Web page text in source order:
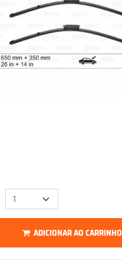
ADICIONAR AO CARRINHO